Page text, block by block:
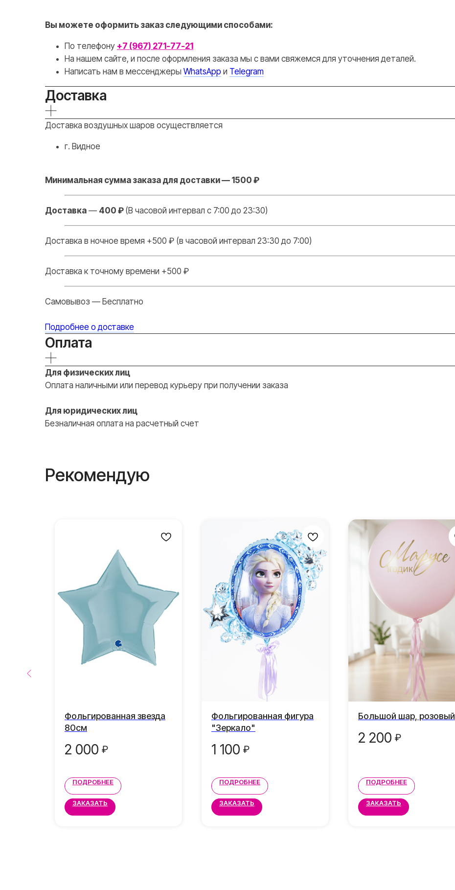
Вы можете оформить заказ следующими способами:
По телефону +7 (967) 271-77-21
На нашем сайте, и после оформления заказа мы с вами свяжемся для уточнения деталей.
Написать нам в месcенджеры WhatsApp и Telegram
Доставка
Доставка воздушных шаров осуществляется
г. Видное
Минимальная сумма заказа для доставки — 1500 ₽
Доставка — 400 ₽ (В часовой интервал с 7:00 до 23:30)
Доставка в ночное время +500 ₽ (в часовой интервал 23:30 до 7:00)
Доставка к точному времени +500 ₽
Самовывоз — Бесплатно
Подробнее о доставке
Оплата
Для физических лиц
Оплата наличными или перевод курьеру при получении заказа
Для юридических лиц
Безналичная оплата на расчетный счет
Рекомендую
Фольгированная звезда
80см
2 000 ₽
ПОДРОБНЕЕ
ЗАКАЗАТЬ
Фольгированная фигура
"Зеркало"
1 100 ₽
ПОДРОБНЕЕ
ЗАКАЗАТЬ
Большой шар, розовый
2 200 ₽
ПОДРОБНЕЕ
ЗАКАЗАТЬ